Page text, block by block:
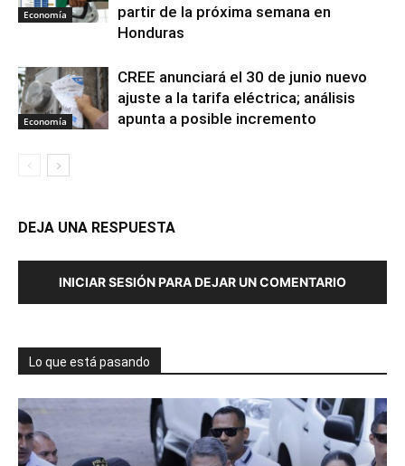
Economía
partir de la próxima semana en
Honduras
Economía
CREE anunciará el 30 de junio nuevo
ajuste a la tarifa eléctrica; análisis
apunta a posible incremento
DEJA UNA RESPUESTA
INICIAR SESIÓN PARA DEJAR UN COMENTARIO
Lo que está pasando